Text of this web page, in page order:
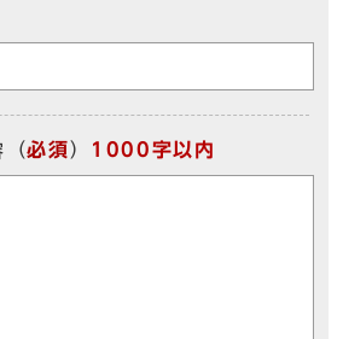
（必須） 1000字以内